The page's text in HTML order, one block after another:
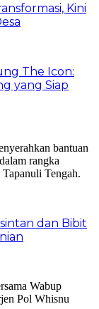
Kini
The Icon:
yang Siap
dan Bibit